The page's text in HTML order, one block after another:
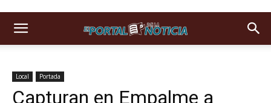
Local Portada
Capturan en Empalme a